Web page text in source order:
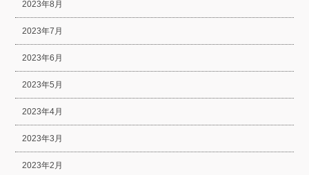
2023年8月
2023年7月
2023年6月
2023年5月
2023年4月
2023年3月
2023年2月